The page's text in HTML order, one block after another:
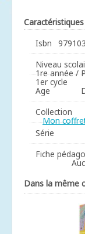
Caractéristiques
Isbn
Niveau
1re année /
1er cycle
Age
Collection
Mon
Série
Fiche
Dans la même